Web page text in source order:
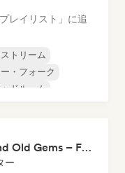
レイリスト」に追
トリーム
・フォーク
ドルーム
Modern Americana and Old Gems – Folk and Alt Country
ー